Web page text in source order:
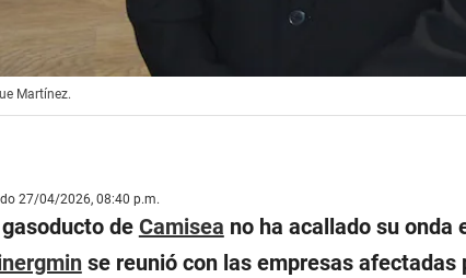
Martínez.
27/04/2026, 08:40 p.m.
de Camisea no ha acallado su onda
se reunió con las empresas afectadas